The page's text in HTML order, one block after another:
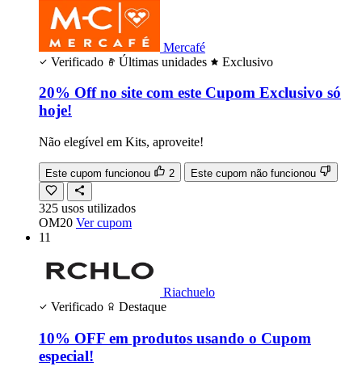
Mercafé
Verificado
Últimas unidades Exclusivo
20% Off no site com este Cupom Exclusivo só
hoje!
Não elegível em Kits, aproveite!
Este cupom funcionou 2 Este cupom não funcionou
325 usos utilizados
OM20 Ver cupom
11
Riachuelo
Verificado
Destaque
10% OFF em produtos usando o Cupom
especial!